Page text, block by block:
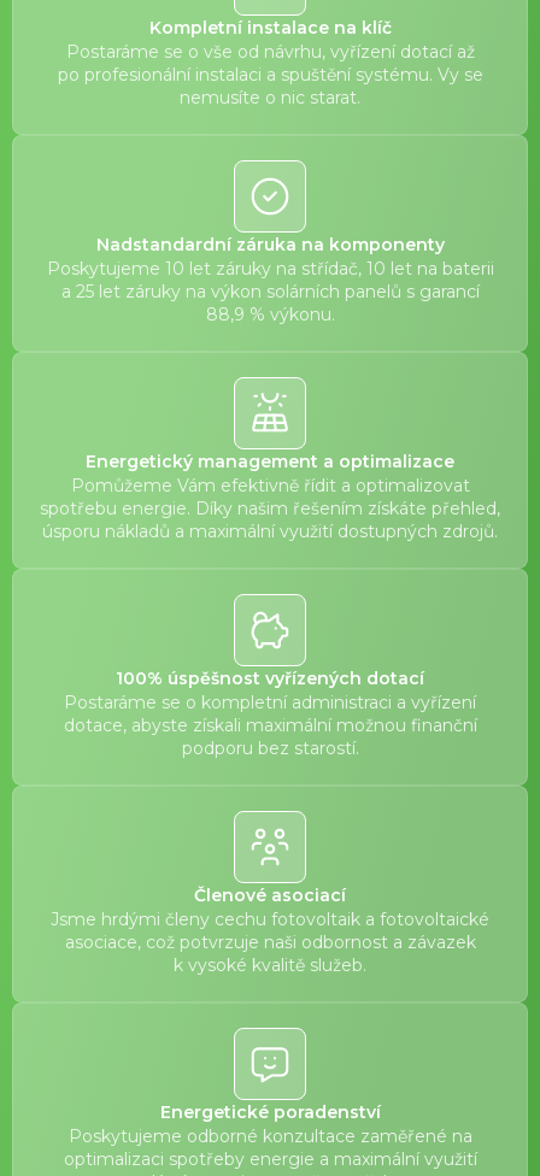
Kompletní instalace na klíč
Postaráme se o vše od návrhu, vyřízení dotací až
po profesionální instalaci a spuštění systému. Vy se
nemusíte o nic starat.
Nadstandardní záruka na komponenty
Poskytujeme 10 let záruky na střídač, 10 let na baterii
a 25 let záruky na výkon solárních panelů s garancí
88,9 % výkonu.
Energetický management a optimalizace
Pomůžeme Vám efektivně řídit a optimalizovat
spotřebu energie. Díky našim řešením získáte přehled,
úsporu nákladů a maximální využití dostupných zdrojů.
100% úspěšnost vyřízených dotací
Postaráme se o kompletní administraci a vyřízení
dotace, abyste získali maximální možnou finanční
podporu bez starostí.
Členové asociací
Jsme hrdými členy cechu fotovoltaik a fotovoltaické
asociace, což potvrzuje naši odbornost a závazek
k vysoké kvalitě služeb.
Energetické poradenství
Poskytujeme odborné konzultace zaměřené na
optimalizaci spotřeby energie a maximální využití